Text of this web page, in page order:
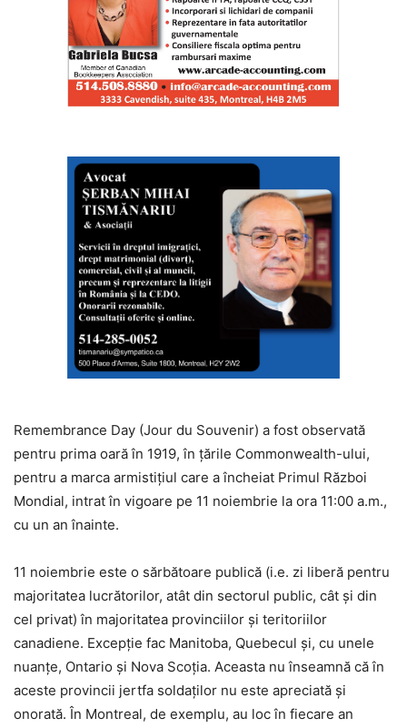
Remembrance Day (Jour du Souvenir) a fost observată
pentru prima oară în 1919, în țările Commonwealth-ului,
pentru a marca armistițiul care a încheiat Primul Război
Mondial, intrat în vigoare pe 11 noiembrie la ora 11:00 a.m.,
cu un an înainte.
11 noiembrie este o sărbătoare publică (i.e. zi liberă pentru
majoritatea lucrătorilor, atât din sectorul public, cât și din
cel privat) în majoritatea provinciilor și teritoriilor
canadiene. Excepție fac Manitoba, Quebecul și, cu unele
nuanțe, Ontario și Nova Scoția. Aceasta nu înseamnă că în
aceste provincii jertfa soldaților nu este apreciată și
onorată. În Montreal, de exemplu, au loc în fiecare an